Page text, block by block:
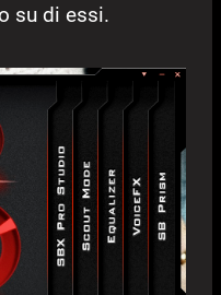
su di essi.